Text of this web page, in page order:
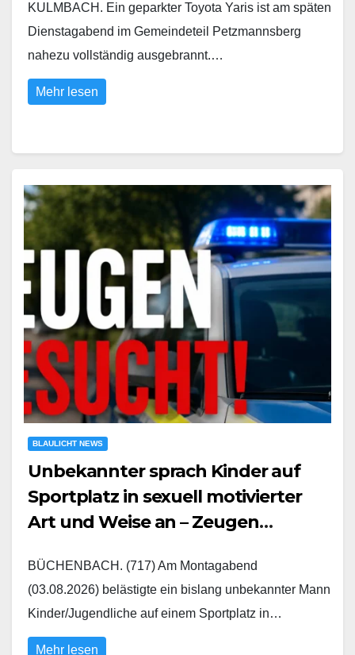
KULMBACH. Ein geparkter Toyota Yaris ist am späten
Dienstagabend im Gemeindeteil Petzmannsberg
nahezu vollständig ausgebrannt.…
Mehr lesen
BLAULICHT NEWS
Unbekannter sprach Kinder auf
Sportplatz in sexuell motivierter
Art und Weise an – Zeugen
BÜCHENBACH. (717) Am Montagabend
(03.08.2026) belästigte ein bislang unbekannter Mann
Kinder/Jugendliche auf einem Sportplatz in…
Mehr lesen